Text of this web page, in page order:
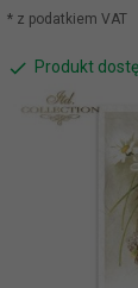
* z podatkiem VAT
Produkt